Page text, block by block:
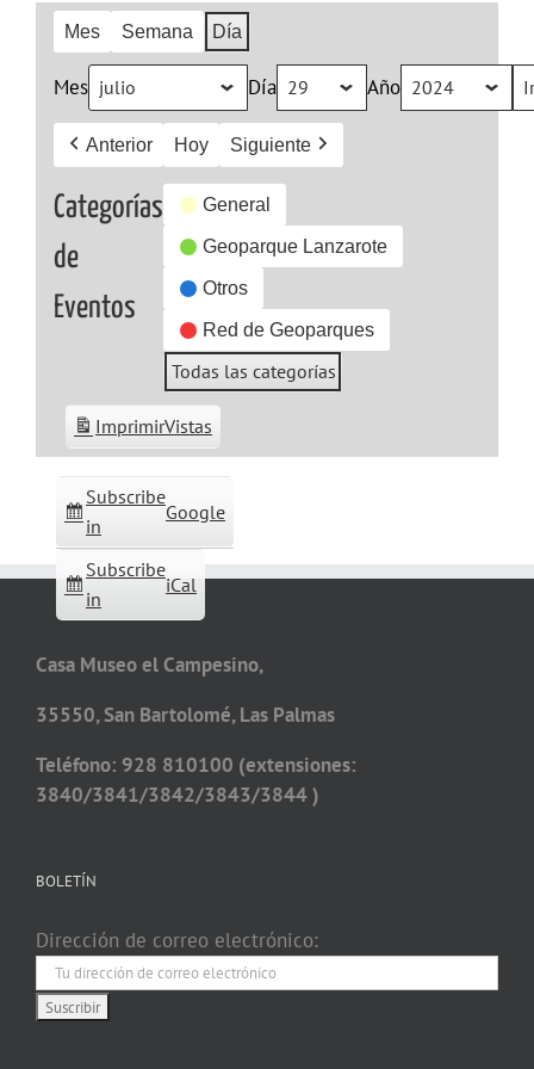
Mes Semana Día
Mes Día Año
Anterior Hoy Siguiente
Categorías
de
Eventos
General
Geoparque Lanzarote
Otros
Red de Geoparques
Todas las categorías
Subscribe
in
Google
Subscribe
in
iCal
ImprimirVistas
Casa Museo el Campesino,
35550, San Bartolomé, Las Palmas
Teléfono: 928 810100 (extensiones:
3840/3841/3842/3843/3844 )
BOLETÍN
Dirección de correo electrónico: